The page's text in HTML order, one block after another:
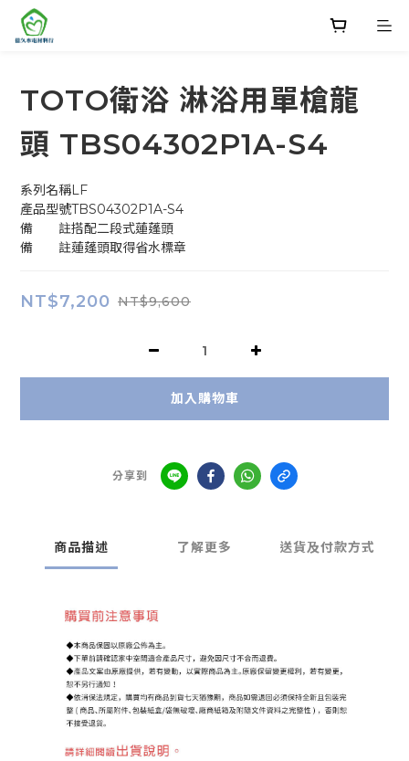
TOTO衛浴 淋浴用單槍龍
頭 TBS04302P1A-S4
系列名稱LF
產品型號TBS04302P1A-S4
備　　註搭配二段式蓮蓬頭
備　　註蓮蓬頭取得省水標章
NT$7,200 NT$9,600
加入購物車
分享到
商品描述 了解更多 送貨及付款方式